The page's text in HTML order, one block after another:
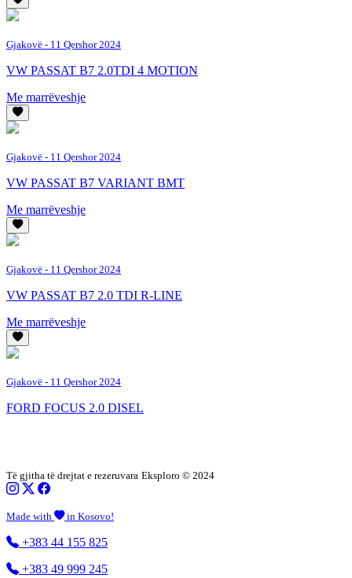
Gjakovë - 11 Qershor 2024
VW PASSAT B7 2.0TDI 4 MOTION
Me marrëveshje
Gjakovë - 11 Qershor 2024
VW PASSAT B7 VARIANT BMT
Me marrëveshje
Gjakovë - 11 Qershor 2024
VW PASSAT B7 2.0 TDI R-LINE
Me marrëveshje
Gjakovë - 11 Qershor 2024
FORD FOCUS 2.0 DISEL
Të gjitha të drejtat e rezeruvara Eksploro © 2024
Made with in Kosovo!
+383 44 155 825
+383 49 999 245